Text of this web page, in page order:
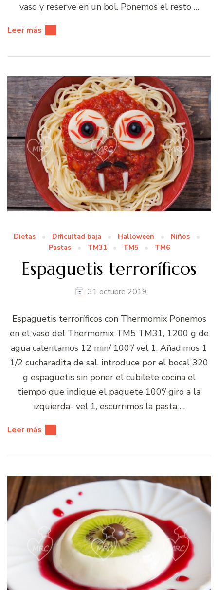
vaso y reserve en un bol. Ponemos el resto …
Leer más
Dietas Dificultad baja Halloween
Niños
Pastas
TM31 TM5 TM6
Espaguetis terroríficos
31 octubre 2019
Espaguetis terroríficos con Thermomix Ponemos
en el vaso del Thermomix TM5 TM31, 1200 g de
agua calentamos 12 min/ 100º/ vel 1. Añadimos 1
1/2 cucharadita de sal, introduce por el bocal 320
g espaguetis sin poner el cubilete cocina el
tiempo que indique el paquete 100º/ giro a la
izquierda- vel 1, escurrimos la pasta …
Leer más